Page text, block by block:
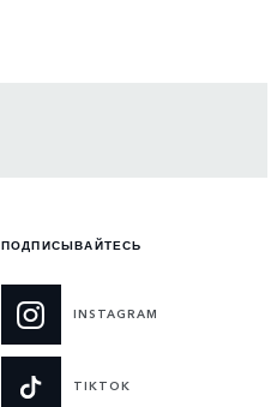
ПОДПИСЫВАЙТЕСЬ
INSTAGRAM
TIKTOK